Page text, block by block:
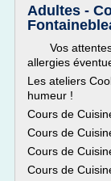
Adultes -
Vos attentes,
allergies
Les ateliers
humeur !
Cours de
Cours de
Cours de
Cours de